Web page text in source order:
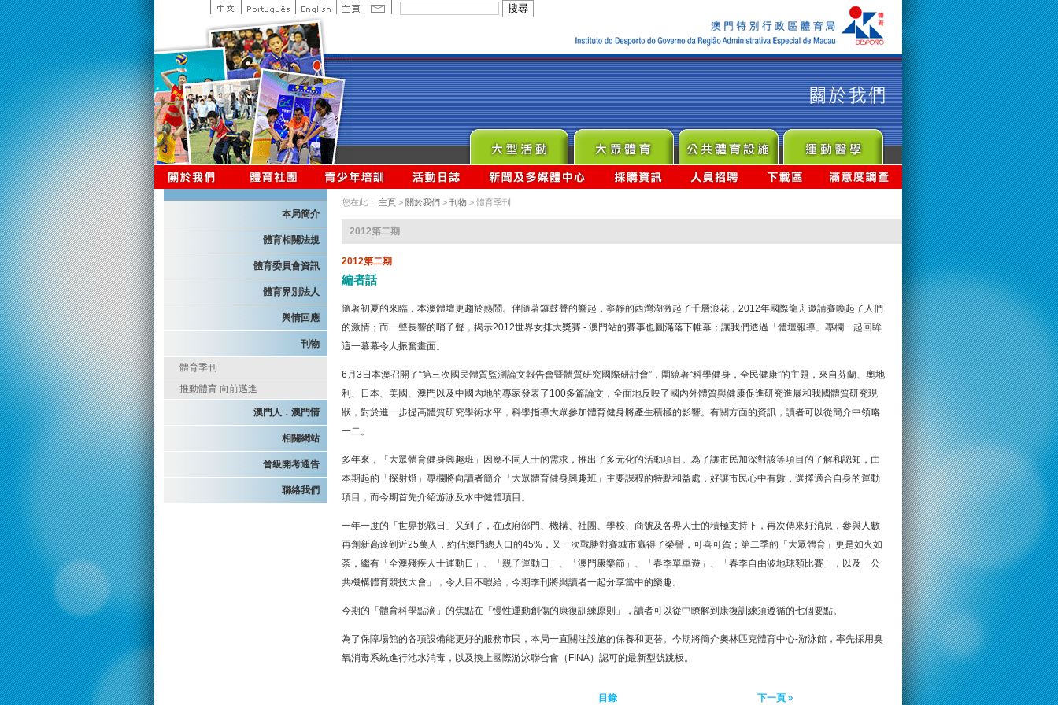
本局簡介
體育相關法規
體育委員會資訊
體育界別法人
輿情回應
刊物
體育季刊
推動體育 向前邁進
澳門人．澳門情
相關網站
晉級開考通告
聯絡我們
您在此： 主頁 > 關於我們 > 刊物 > 體育季刊
2012第二期
2012第二期
編者話
隨著初夏的來臨，本澳體壇更趨於熱鬧。伴隨著鑼鼓聲的響起，寧靜的西灣湖激起了千層浪花，2012年國際龍舟邀請賽喚起了人們
的激情；而一聲長響的哨子聲，揭示2012世界女排大獎賽 - 澳門站的賽事也圓滿落下帷幕；讓我們透過「體壇報導」專欄一起回眸
這一幕幕令人振奮畫面。
6月3日本澳召開了“第三次國民體質監測論文報告會暨體質研究國際研討會”，圍繞著“科學健身，全民健康”的主題，來自芬蘭、奧地
利、日本、美國、澳門以及中國內地的專家發表了100多篇論文，全面地反映了國內外體質與健康促進研究進展和我國體質研究現
狀，對於進一步提高體質研究學術水平，科學指導大眾參加體育健身將產生積極的影響。有關方面的資訊，讀者可以從簡介中領略
一二。
多年來，「大眾體育健身興趣班」因應不同人士的需求，推出了多元化的活動項目。為了讓市民加深對該等項目的了解和認知，由
本期起的「探射燈」專欄將向讀者簡介「大眾體育健身興趣班」主要課程的特點和益處，好讓市民心中有數，選擇適合自身的運動
項目，而今期首先介紹游泳及水中健體項目。
一年一度的「世界挑戰日」又到了，在政府部門、機構、社團、學校、商號及各界人士的積極支持下，再次傳來好消息，參與人數
再創新高達到近25萬人，約佔澳門總人口的45%，又一次戰勝對賽城市贏得了榮譽，可喜可賀；第二季的「大眾體育」更是如火如
荼，繼有「全澳殘疾人士運動日」、「親子運動日」、「澳門康樂節」、「春季單車遊」、「春季自由波地球類比賽」，以及「公
共機構體育競技大會」，令人目不暇給，今期季刊將與讀者一起分享當中的樂趣。
今期的「體育科學點滴」的焦點在「慢性運動創傷的康復訓練原則」，讀者可以從中瞭解到康復訓練須遵循的七個要點。
為了保障場館的各項設備能更好的服務市民，本局一直關注設施的保養和更替。今期將簡介奧林匹克體育中心-游泳館，率先採用臭
氧消毒系統進行池水消毒，以及換上國際游泳聯合會（FINA）認可的最新型號跳板。
目錄 下一頁 »